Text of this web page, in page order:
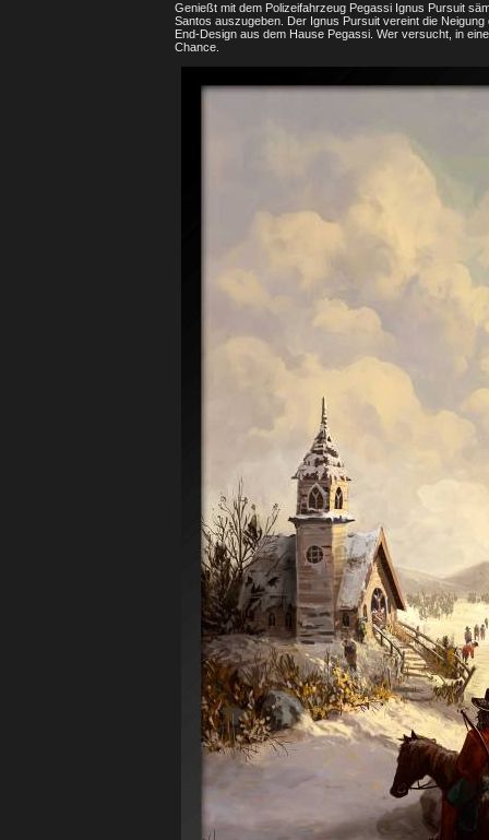
Genießt mit dem Polizeifahrzeug Pegassi Ignus Pursuit
Santos auszugeben. Der Ignus Pursuit vereint die
End-Design aus dem Hause Pegassi. Wer versucht, in
Chance.